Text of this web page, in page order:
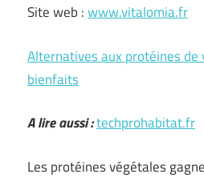
Site web :www.vitalomia.fr
Alternatives aux protéines de
bienfaits
A lire aussi :techprohabitat.fr
Les protéines végétales